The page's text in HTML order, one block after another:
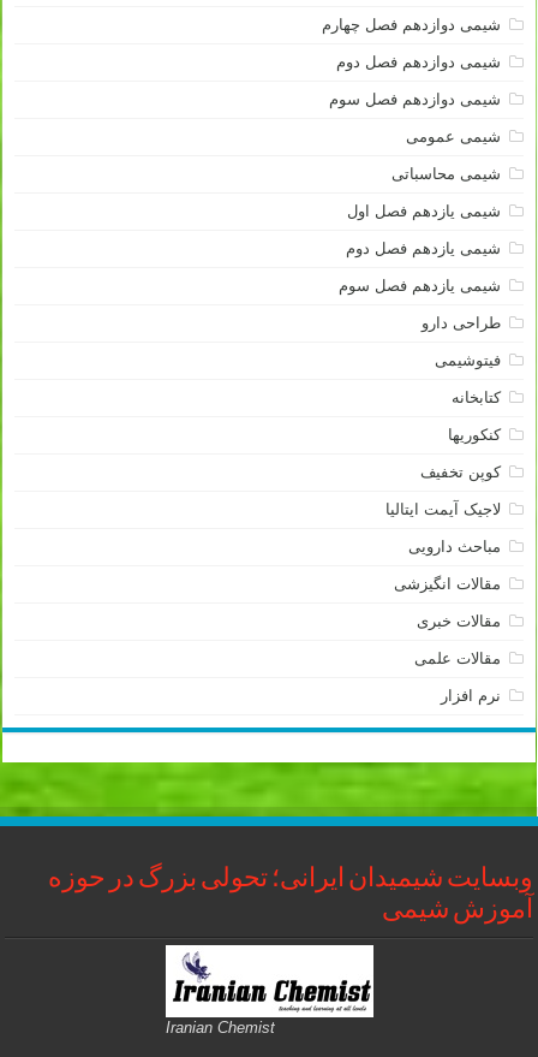
شیمی دوازدهم فصل چهارم
شیمی دوازدهم فصل دوم
شیمی دوازدهم فصل سوم
شیمی عمومی
شیمی محاسباتی
شیمی یازدهم فصل اول
شیمی یازدهم فصل دوم
شیمی یازدهم فصل سوم
طراحی دارو
فیتوشیمی
کتابخانه
کنکوریها
کوپن تخفیف
لاجیک آیمت ایتالیا
مباحث دارویی
مقالات انگیزشی
مقالات خبری
مقالات علمی
نرم افزار
وبسایت شیمیدان ایرانی؛ تحولی بزرگ در حوزه
آموزش شیمی
Iranian Chemist